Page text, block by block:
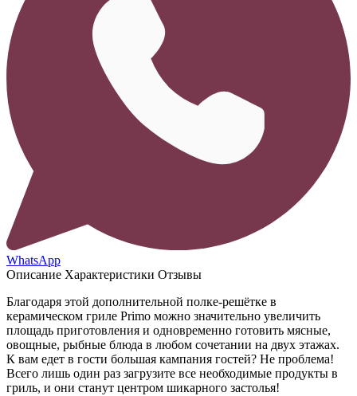
WhatsApp
Описание Характеристики Отзывы
Благодаря этой дополнительной полке-решётке в
керамическом гриле Primo можно значительно увеличить
площадь приготовления и одновременно готовить мясные,
овощные, рыбные блюда в любом сочетании на двух этажах.
К вам едет в гости большая кампания гостей? Не проблема!
Всего лишь один раз загрузите все необходимые продукты в
гриль, и они станут центром шикарного застолья!